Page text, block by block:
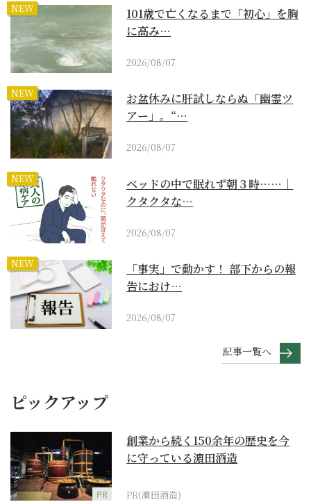
NEW
101歳で亡くなるまで「初心」を胸
に高み…
2026/08/07
NEW
お盆休みに肝試しならぬ「幽霊ツ
アー」。“…
2026/08/07
NEW
ベッドの中で眠れず朝３時……｜
クタクタな…
2026/08/07
NEW
「事実」で動かす！ 部下からの報
告におけ…
2026/08/07
記事一覧へ
ピックアップ
PR
創業から続く150余年の歴史を今
に守っている濵田酒造
PR(濵田酒造)